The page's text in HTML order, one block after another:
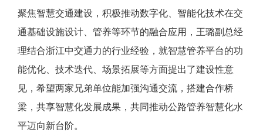
聚焦智慧交通建设，积极推动数字化、智能化技术在交
通基础设施设计、管养等环节的融合应用，王璐副总经
理结合浙江中交通力的行业经验，就智慧管养平台的功
能优化、技术迭代、场景拓展等方面提出了建设性意
见，希望两家兄弟单位能加强沟通交流，搭建合作桥
梁，共享智慧化发展成果，共同推动公路管养智慧化水
平迈向新台阶。